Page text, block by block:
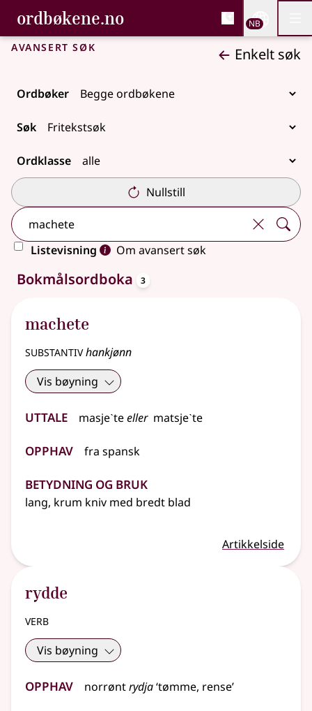
Gå til hovedinnhold
Tilgjengelighet
ordbøkene.no, Bokmålsordboka og
Bokmålsordboka og Nynorskordboka
NB
Avansert søk Enkelt søk
Ordbøker
Søk
Ordklasse
Nullstill
Listevisning
Om avansert søk
4 treff
Bokmålsordboka 3
machete
substantivhankjønn
Vis bøyning
Uttale masjeˋteeller matsjeˋte
Opphav fra spansk
Betydning og bruk
lang, krum kniv med bredt blad
Artikkelside
rydde
verb
Vis bøyning
Opphav norrøntrydja‘tømme, rense’